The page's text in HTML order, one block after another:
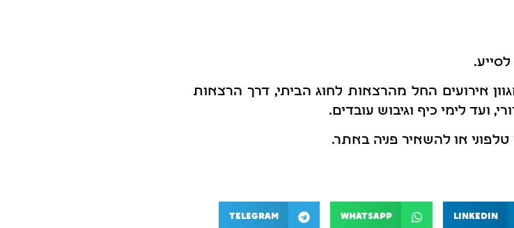
אירועים החל מהרצאות לחוג הביתי, דרך הרצאות
ועד לימי כיף וגיבוש עובדים.
טלפוני או להשאיר פניה באתר.
LinkedIn
WhatsApp
Telegram